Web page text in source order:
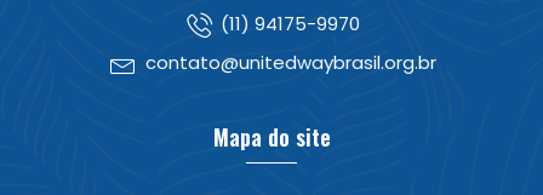
(11) 94175-9970
contato@unitedwaybrasil.org.br
Mapa do site